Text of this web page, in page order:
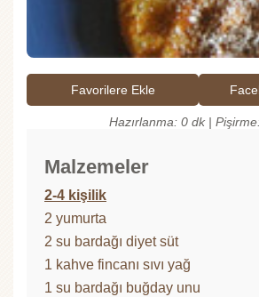
Favorilere Ekle
Hazırlanma: 0 dk |
Malzemeler
2-4 kişilik
2 yumurta
2 su bardağı diyet süt
1 kahve fincanı sıvı yağ
1 su bardağı buğday unu